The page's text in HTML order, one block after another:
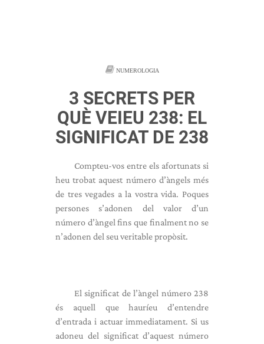
NUMEROLOGIA
3 SECRETS PER
QUÈ VEIEU 238: EL
SIGNIFICAT DE 238
Compteu-vos entre els afortunats si
heu trobat aquest número d’àngels més
de tres vegades a la vostra vida. Poques
persones s’adonen del valor d’un
número d’àngel fins que finalment no se
n’adonen del seu veritable propòsit.
El significat de l’àngel número 238
és aquell que hauríeu d’entendre
d’entrada i actuar immediatament. Si us
adoneu del significat d’aquest número